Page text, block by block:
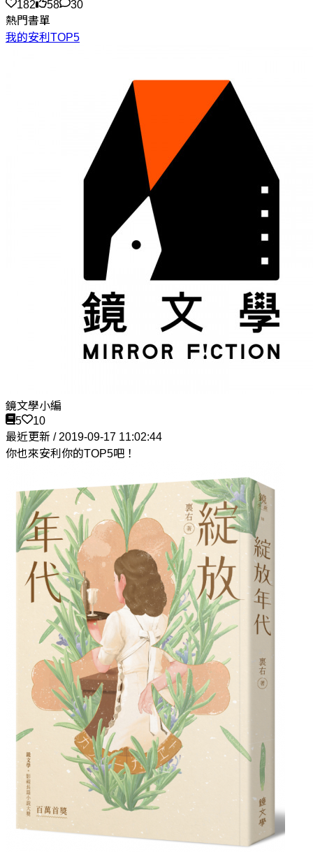
182 58
30
熱門書單
我的安利TOP5
鏡文學小編
5
10
最近更新 / 2019-09-17 11:02:44
你也來安利你的TOP5吧！